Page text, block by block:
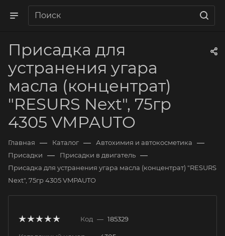
Присадка для
устранения угара
масла (концентрат)
"RESURS Next", 75гр
4305 VMPAUTO
Главная — Каталог — Автохимия и автокосметика —
Присадки — Присадки в двигатель —
Присадка для устранения угара масла (концентрат) "RESURS
Next", 75гр 4305 VMPAUTO
Код — 185329